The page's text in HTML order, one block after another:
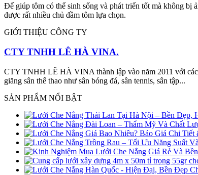
Để giúp tôm có thể sinh sống và phát triển tốt mà không
được rất nhiều chủ đầm tôm lựa chọn.
GIỚI THIỆU CÔNG TY
CTY TNHH LÊ HÀ VINA.
CTY TNHH LÊ HÀ VINA thành lập vào năm 2011 với
giăng sân thể thao như sân bóng đá, sân tennis, sân tập...
SẢN PHẨM NỔI BẬT